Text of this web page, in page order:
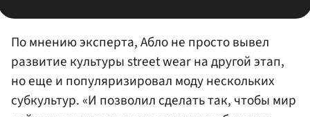
По мнению эксперта, Абло не просто вывел
развитие культуры street wear на другой этап,
но еще и популяризировал моду нескольких
субкультур. «И позволил сделать так, чтобы мир